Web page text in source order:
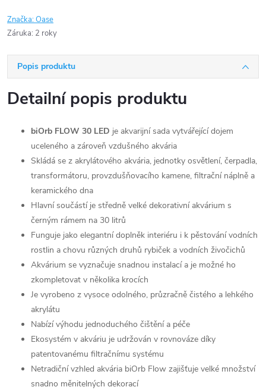
Značka:Oase
Záruka: 2 roky
Popis produktu
Detailní popis produktu
biOrb FLOW 30 LED je akvarijní sada vytvářející dojem
uceleného a zároveň vzdušného akvária
Skládá se z akrylátového akvária, jednotky osvětlení, čerpadla,
transformátoru, provzdušňovacího kamene, filtrační náplně a
keramického dna
Hlavní součástí je středně velké dekorativní akvárium s
černým rámem na 30 litrů
Funguje jako elegantní doplněk interiéru i k pěstování vodních
rostlin a chovu různých druhů rybiček a vodních živočichů
Akvárium se vyznačuje snadnou instalací a je možné ho
zkompletovat v několika krocích
Je vyrobeno z vysoce odolného, průzračně čistého a lehkého
akrylátu
Nabízí výhodu jednoduchého čištění a péče
Ekosystém v akváriu je udržován v rovnováze díky
patentovanému filtračnímu systému
Netradiční vzhled akvária biOrb Flow zajišťuje velké množství
snadno měnitelných dekorací